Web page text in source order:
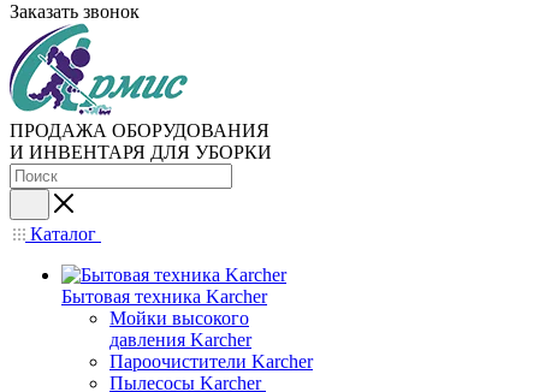
Заказать звонок
ПРОДАЖА ОБОРУДОВАНИЯ
И ИНВЕНТАРЯ ДЛЯ УБОРКИ
Каталог
Бытовая техника Karcher
Мойки высокого
давления Karcher
Пароочистители Karcher
Пылесосы Karcher